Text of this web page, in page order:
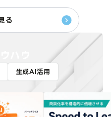
る
ハウ
生成AI活用